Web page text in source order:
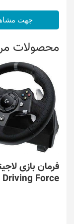
جهت
محصولات
فرمان بازی
Driving Force